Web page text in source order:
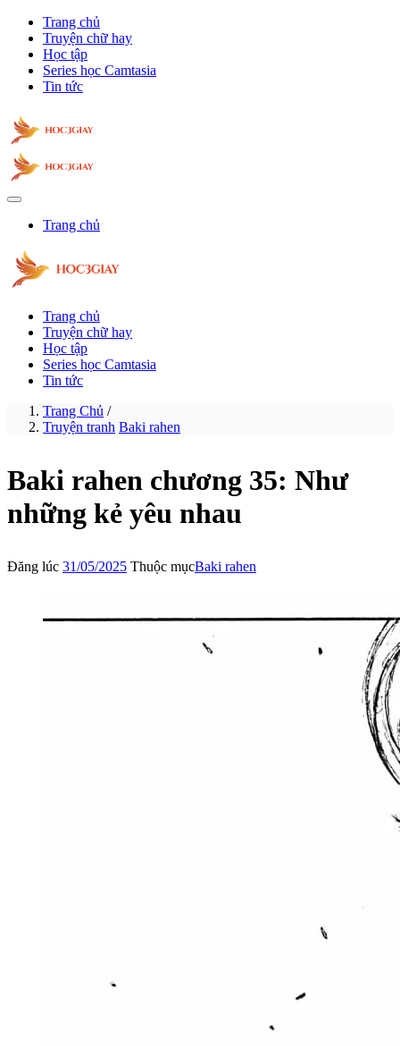
Trang chủ
Truyện chữ hay
Học tập
Series học Camtasia
Tin tức
Trang chủ
Trang chủ
Truyện chữ hay
Học tập
Series học Camtasia
Tin tức
Trang Chủ /
Truyện tranh Baki rahen
Baki rahen chương 35: Như
những kẻ yêu nhau
Đăng lúc 31/05/2025 Thuộc mụcBaki rahen